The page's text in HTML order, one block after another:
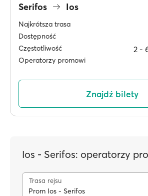
Serifos Ios
Najkrótsza trasa
Dostępność
Częstotliwość 2 ‐
Operatorzy promowi
Znajdź bilety
Ios - Serifos: operatorzy
Trasa rejsu
Prom Ios - Serifos